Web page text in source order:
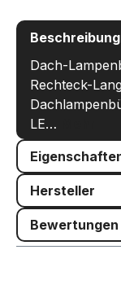
Beschreibung
Dach-
Rechteck-
LE…
Hersteller
Bewertungen